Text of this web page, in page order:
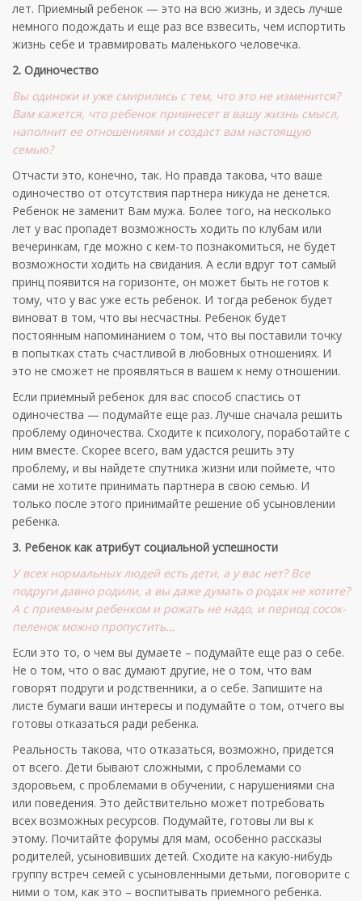
лет. Приемный ребенок — это на всю жизнь, и здесь лучше
немного подождать и еще раз все взвесить, чем испортить
жизнь себе и травмировать маленького человечка.
2. Одиночество
Вы одиноки и уже смирились с тем, что это не изменится?
Вам кажется, что ребенок привнесет в вашу жизнь смысл,
наполнит ее отношениями и создаст вам настоящую
семью?
Отчасти это, конечно, так. Но правда такова, что ваше
одиночество от отсутствия партнера никуда не денется.
Ребенок не заменит Вам мужа. Более того, на несколько
лет у вас пропадет возможность ходить по клубам или
вечеринкам, где можно с кем-то познакомиться, не будет
возможности ходить на свидания. А если вдруг тот самый
принц появится на горизонте, он может быть не готов к
тому, что у вас уже есть ребенок. И тогда ребенок будет
виноват в том, что вы несчастны. Ребенок будет
постоянным напоминанием о том, что вы поставили точку
в попытках стать счастливой в любовных отношениях. И
это не сможет не проявляться в вашем к нему отношении.
Если приемный ребенок для вас способ спастись от
одиночества — подумайте еще раз. Лучше сначала решить
проблему одиночества. Сходите к психологу, поработайте с
ним вместе. Скорее всего, вам удастся решить эту
проблему, и вы найдете спутника жизни или поймете, что
сами не хотите принимать партнера в свою семью. И
только после этого принимайте решение об усыновлении
ребенка.
3. Ребенок как атрибут социальной успешности
У всех нормальных людей есть дети, а у вас нет? Все
подруги давно родили, а вы даже думать о родах не хотите?
А с приемным ребенком и рожать не надо, и период сосок-
пеленок можно пропустить…
Если это то, о чем вы думаете – подумайте еще раз о себе.
Не о том, что о вас думают другие, не о том, что вам
говорят подруги и родственники, а о себе. Запишите на
листе бумаги ваши интересы и подумайте о том, отчего вы
готовы отказаться ради ребенка.
Реальность такова, что отказаться, возможно, придется
от всего. Дети бывают сложными, с проблемами со
здоровьем, с проблемами в обучении, с нарушениями сна
или поведения. Это действительно может потребовать
всех возможных ресурсов. Подумайте, готовы ли вы к
этому. Почитайте форумы для мам, особенно рассказы
родителей, усыновивших детей. Сходите на какую-нибудь
группу встреч семей с усыновленными детьми, поговорите с
ними о том, как это – воспитывать приемного ребенка.